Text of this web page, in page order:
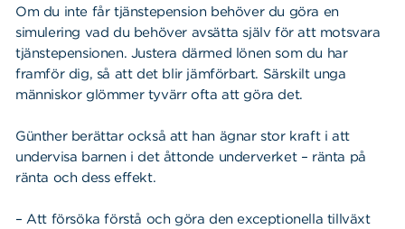
Om du inte får tjänstepension behöver du göra en
simulering vad du behöver avsätta själv för att motsvara
tjänstepensionen. Justera därmed lönen som du har
framför dig, så att det blir jämförbart. Särskilt unga
människor glömmer tyvärr ofta att göra det.
Günther berättar också att han ägnar stor kraft i att
undervisa barnen i det åttonde underverket – ränta på
ränta och dess effekt.
– Att försöka förstå och göra den exceptionella tillväxt